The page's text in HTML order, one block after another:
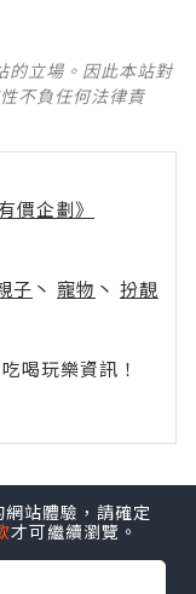
的立場。因此本站對
不負任何法律責
價企劃》
子 丶 寵物 丶 扮靚
喝玩樂資訊！
站體驗，請確定
才可繼續瀏覽。